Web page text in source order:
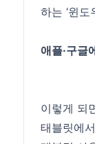
하는 ‘윈도
애플·구글
이렇게 되
태블릿에